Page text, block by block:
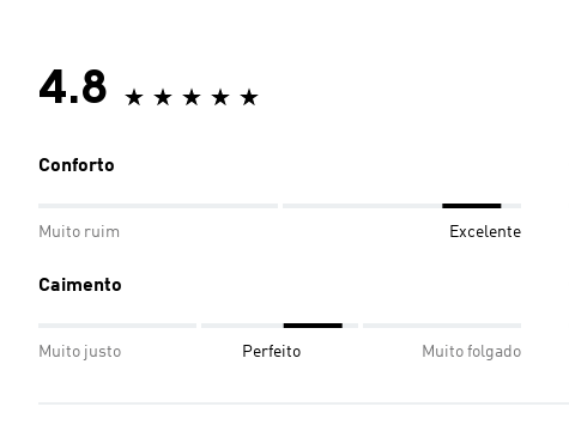
4.8
Conforto
Muito ruim Excelente
Caimento
Muito justo Perfeito Muito folgado